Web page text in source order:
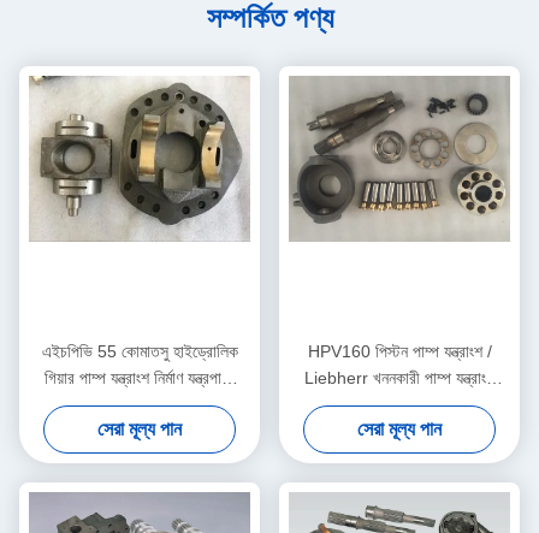
সম্পর্কিত পণ্য
এইচপিভি 55 কোমাতসু হাইড্রোলিক
গিয়ার পাম্প যন্ত্রাংশ নির্মাণ যন্ত্রপাতি
Pc120-5 জন্য
সেরা মূল্য পান
HPV160 পিস্টন পাম্প যন্ত্রাংশ /
Liebherr খননকারী পাম্প যন্ত্রাংশ
Pc50 সুইং মোটর
সেরা মূল্য পান